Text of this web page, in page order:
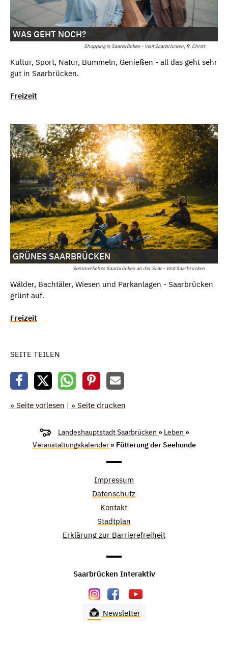
Shopping in Saarbrücken - Visit Saarbrücken, R. Christ
WAS GEHT NOCH?
Kultur, Sport, Natur, Bummeln, Genießen - all das geht sehr
gut in Saarbrücken.
Freizeit
Sommerliches Saarbrücken an der Saar - Visit Saarbrücken
GRÜNES SAARBRÜCKEN
Wälder, Bachtäler, Wiesen und Parkanlagen - Saarbrücken
grünt auf.
Freizeit
SEITE TEILEN
» Seite vorlesen | » Seite drucken
Landeshauptstadt Saarbrücken » Leben »
Veranstaltungskalender » Fütterung der Seehunde
Impressum
Datenschutz
Kontakt
Stadtplan
Erklärung zur Barrierefreiheit
Saarbrücken Interaktiv
Newsletter